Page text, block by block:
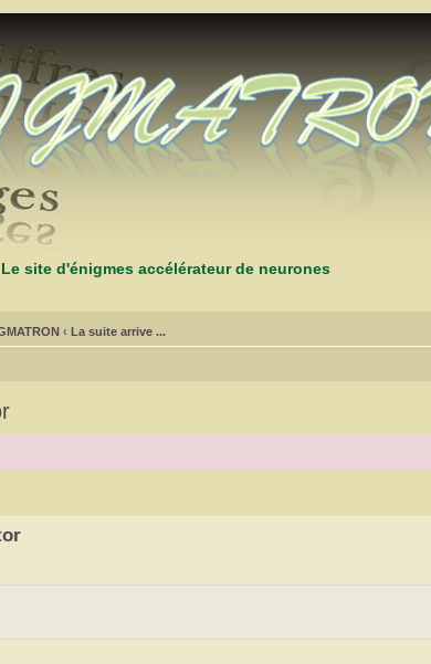
Le site d'énigmes accélérateur de neurones
‹ La suite arrive ...